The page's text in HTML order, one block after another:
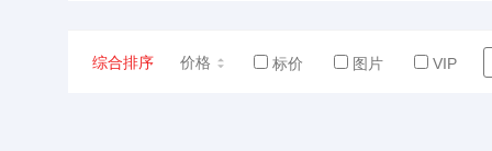
综合排序 价格 标价 图片 VIP